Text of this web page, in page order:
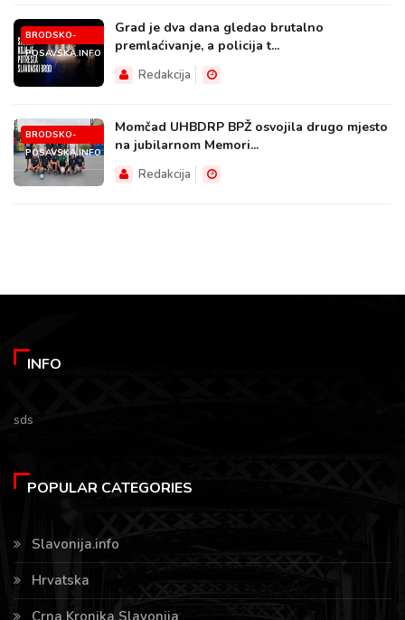
BRODSKO-
POSAVSKA.INFO
Grad je dva dana gledao brutalno
premlaćivanje, a policija t...
Redakcija
BRODSKO-
POSAVSKA.INFO
Momčad UHBDRP BPŽ osvojila drugo mjesto
na jubilarnom Memori...
Redakcija
INFO
sds
POPULAR CATEGORIES
Slavonija.info
Hrvatska